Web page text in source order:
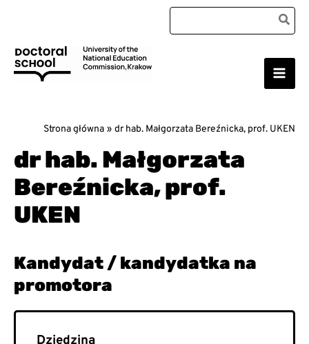
Search
for:
Main
Strona główna dr hab. Małgorzata Bereźnicka, prof. UKEN
dr hab. Małgorzata
Bereźnicka, prof.
UKEN